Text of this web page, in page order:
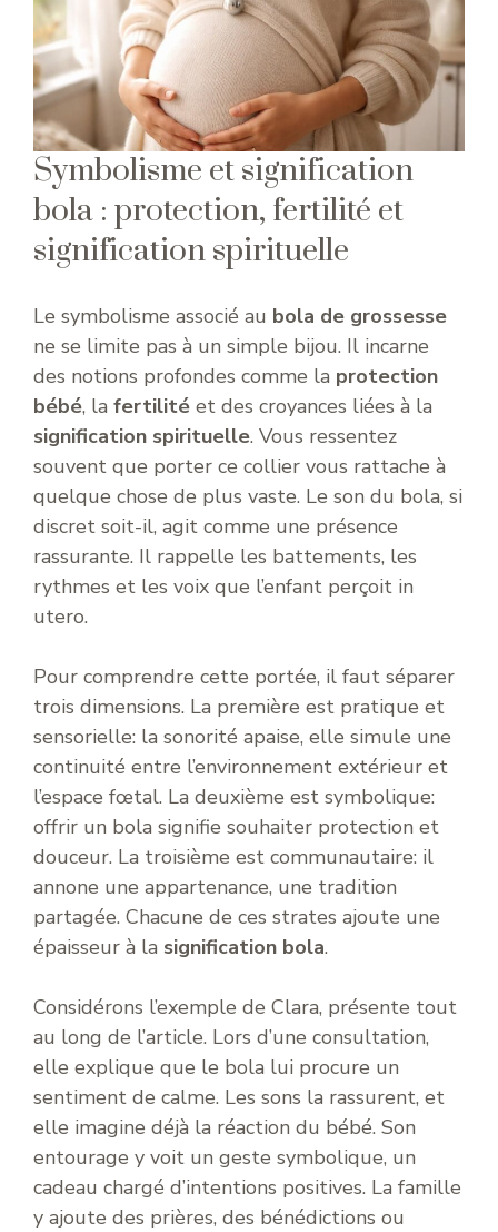
Symbolisme et signification
bola : protection, fertilité et
signification spirituelle
Le symbolisme associé au bola de grossesse
ne se limite pas à un simple bijou. Il incarne
des notions profondes comme la protection
bébé, la fertilité et des croyances liées à la
signification spirituelle. Vous ressentez
souvent que porter ce collier vous rattache à
quelque chose de plus vaste. Le son du bola, si
discret soit-il, agit comme une présence
rassurante. Il rappelle les battements, les
rythmes et les voix que l’enfant perçoit in
utero.
Pour comprendre cette portée, il faut séparer
trois dimensions. La première est pratique et
sensorielle: la sonorité apaise, elle simule une
continuité entre l’environnement extérieur et
l’espace fœtal. La deuxième est symbolique:
offrir un bola signifie souhaiter protection et
douceur. La troisième est communautaire: il
annone une appartenance, une tradition
partagée. Chacune de ces strates ajoute une
épaisseur à la signification bola.
Considérons l’exemple de Clara, présente tout
au long de l’article. Lors d’une consultation,
elle explique que le bola lui procure un
sentiment de calme. Les sons la rassurent, et
elle imagine déjà la réaction du bébé. Son
entourage y voit un geste symbolique, un
cadeau chargé d’intentions positives. La famille
y ajoute des prières, des bénédictions ou